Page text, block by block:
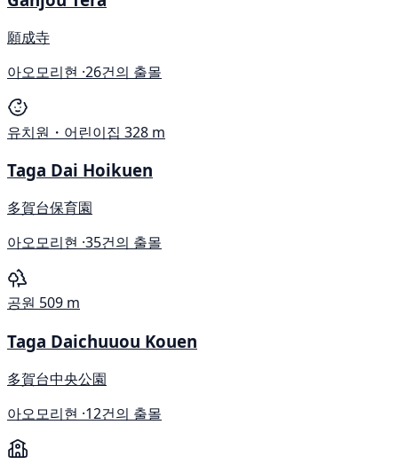
願成寺
아오모리현 ·26건의 출몰
유치원・어린이집 328 m
Taga Dai Hoikuen
多賀台保育園
아오모리현 ·35건의 출몰
공원 509 m
Taga Daichuuou Kouen
多賀台中央公園
아오모리현 ·12건의 출몰